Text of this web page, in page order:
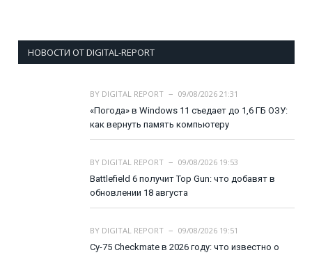
НОВОСТИ ОТ DIGITAL-REPORT
BY DIGITAL REPORT
09/08/2026 21:31
«Погода» в Windows 11 съедает до 1,6 ГБ ОЗУ:
как вернуть память компьютеру
BY DIGITAL REPORT
09/08/2026 19:53
Battlefield 6 получит Top Gun: что добавят в
обновлении 18 августа
BY DIGITAL REPORT
09/08/2026 19:51
Су-75 Checkmate в 2026 году: что известно о